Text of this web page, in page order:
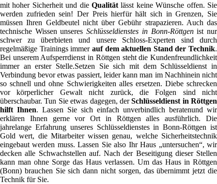
mit hoher Sicherheit und die Qualität lässt keine Wünsche offen. Sie
werden zufrieden sein! Der Preis hierfür hält sich in Grenzen, Sie
müssen Ihren Geldbeutel nicht über Gebühr strapazieren. Auch das
technische Wissen unseresSchlüsseldienstes in Bonn-Röttgenist nur
schwer zu überbieten und unsere Schloss-Experten sind durch
regelmäßige Trainings immer auf dem aktuellen Stand der Technik.
Bei unserem Aufsperrdienst in Röttgen steht die Kundenfreundlichkeit
immer an erster Stelle.Setzen Sie sich mit dem Schlüsseldienst in
Verbindung bevor etwas passiert, leider kann man im Nachhinein nicht
so schnell und ohne Schwierigkeiten alles ersetzen. Diebe schrecken
vor körperlicher Gewalt nicht zurück, die Folgen sind nicht
überschaubar. Tun Sie etwas dagegen, derSchlüsseldienst in Röttgen
hilft Ihnen. Lassen Sie sich einfach unverbindlich beratenund wir
erklären Ihnen gerne vor Ort in Röttgen alles ausführlich. Die
jahrelange Erfahrung unseres Schlüsseldienstes in Bonn-Röttgen ist
Gold wert, die Mitarbeiter wissen genau, welche Sicherheitstechnik
eingebaut werden muss. Lassen Sie also Ihr Haus „untersuchen“, wir
decken alle Schwachstellen auf. Nach der Beseitigung dieser Stellen
kann man ohne Sorge das Haus verlassen. Um das Haus in Röttgen
(Bonn) brauchen Sie sich dann nicht sorgen, das übernimmt jetzt die
Technik für Sie.